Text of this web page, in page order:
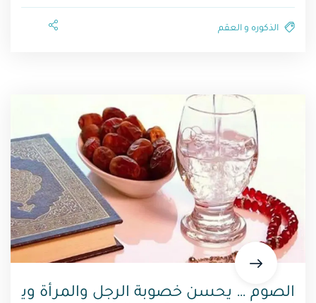
الذكوره و العقم⁩
الصوم … يحسن خصوبة الرجل والمرأة وي